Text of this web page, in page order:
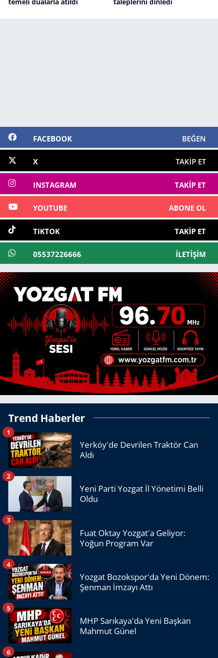
FACEBOOK BEĞEN
X TAKIP ET
INSTAGRAM TAKIP ET
YOUTUBE ABONE OL
TIKTOK TAKIP ET
05537226666 İLETIŞIM
Trend Haberler
Yerköy'de Devrilen Traktör Can
Aldı
1
Yeni Parti Yozgat İl Yönetimi Belli
Oldu
2
Fuat Oktay Yozgat'a Geliyor:
Yoğun Program Var
3
Yozgat Bozokspor'da Yeni Dönem:
Şenman İmzayı Attı
4
MHP Sarıkaya'da Yeni Başkan
Mahmut Günel
5
6